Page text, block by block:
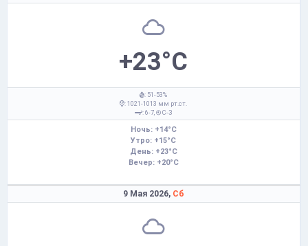
+23°C
: 51-53%
: 1021-1013 мм рт.ст.
: 6-7,
С-З
Ночь: +14°C
Утро: +15°C
День: +23°C
Вечер: +20°C
9 Мая 2026, Сб